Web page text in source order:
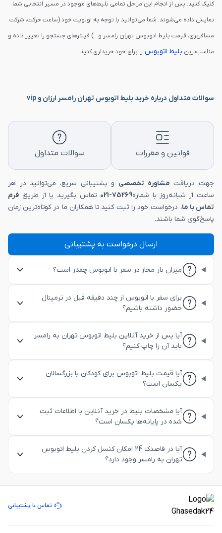
کلیک کنید. پس از انجام این مراحل تمامی بلیط‌های موجود در مسیر انتخابی شما
نمایش داده می‌شوند. شما می‌توانید با توجه به اولویت خود (ساعت حرکت، شرکت
مسافربری، قیمت بلیط اتوبوس تهران رامسر و...) فیلترهای جستجو را تغییر داده و
مناسب‌ترین بلیط اتوبوس را برای خود خریداری کنید
سوالات متداول درباره خرید بلیط اتوبوس تهران رامسر ارزان و vip
قوانین و مقررات سوالات متداول
جهت دریافت مشاوره تخصصی و پشتیبانی سریع، می‌توانید در هر
ساعت از شبانه‌روز با شماره75269-021 تماس بگیرید یا از طریق فرم
تماس با ما، درخواست خود را ثبت کنید تا همکاران ما در کوتاه‌ترین زمان
پاسخ‌گوی شما باشند.
ارسال درخواست به پشتیبانی
میزان بار مجاز در سفر با اتوبوس چقدر است؟
برای سفر با اتوبوس از چند دقیقه قبل در ترمینال
حضور داشته باشیم؟
آیا پس از خرید آنلاین بلیط اتوبوس تهران به رامسر
باید آن را چاپ کنیم؟
آیا قیمت بلیط اتوبوس برای کودکان با بزرگسالان
یکسان است؟
آیا مشخصات بلیط در خرید آنلاین با اطلاعات ثبت
شده در پایانه‌ها یکسان است؟
آیا در قاصدک 24 امکان کنسل کردن بلیط اتوبوس
تهران به رامسر وجود دارد؟
تماس با پشتیبانی